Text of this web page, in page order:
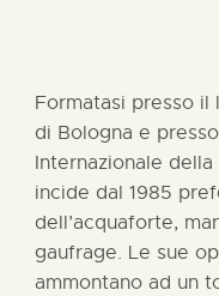
Formatasi presso il
di Bologna e
Internazionale
incide dal 1985
dell’acquaforte,
gaufrage. Le sue
ammontano ad un